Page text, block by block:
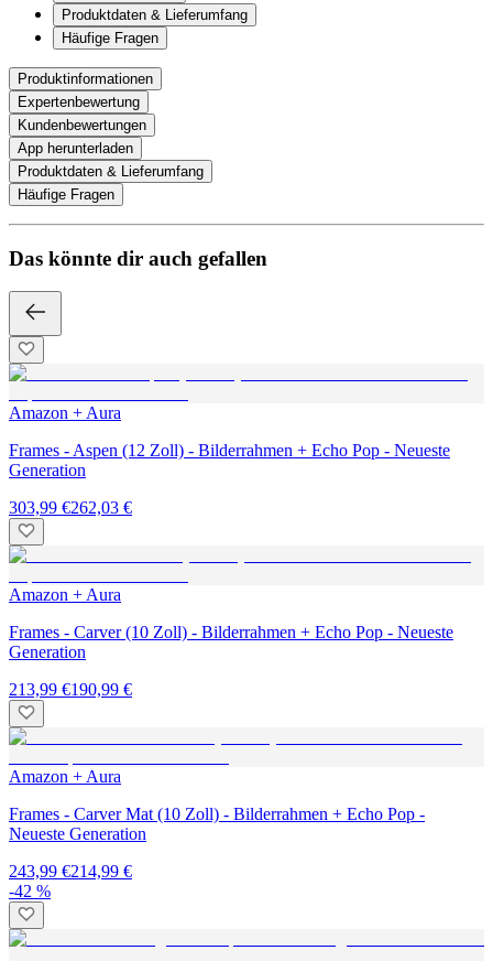
Produktdaten & Lieferumfang
Häufige Fragen
Produktinformationen
Expertenbewertung
Kundenbewertungen
App herunterladen
Produktdaten & Lieferumfang
Häufige Fragen
Das könnte dir auch gefallen
Amazon + Aura
Frames - Aspen (12 Zoll) - Bilderrahmen + Echo Pop - Neueste
Generation
303,99 €262,03 €
Amazon + Aura
Frames - Carver (10 Zoll) - Bilderrahmen + Echo Pop - Neueste
Generation
213,99 €190,99 €
Amazon + Aura
Frames - Carver Mat (10 Zoll) - Bilderrahmen + Echo Pop -
Neueste Generation
243,99 €214,99 €
-42 %